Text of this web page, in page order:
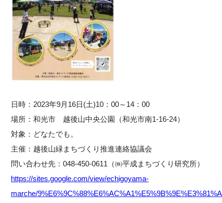
日時：2023年9月16日(土)10：00～14：00
場所：和光市 越後山中央公園（和光市南1-16-24）
対象：どなたでも。
主催：越後山緑まちづくり推進連絡協議会
問い合わせ先：048-450-0611（㈱平成まちづくり研究所）
https://sites.google.com/view/echigoyama-
marche/